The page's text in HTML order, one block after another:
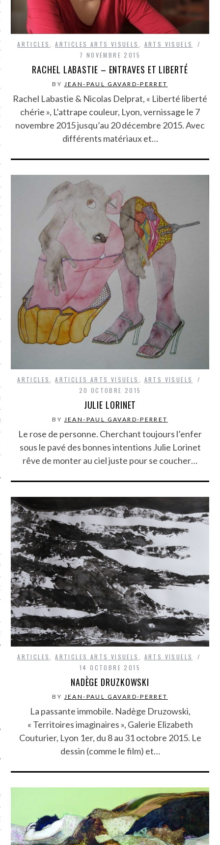
GUERRE
EN VOD
CARAVELLE
PODCAST
CARAVELLE
CARAVELLE
PODCAST
ARTICLES,ARTICLES ARTS VISUELS , ARTS VISUELS
7 NOVEMBRE 2015
RACHEL LABASTIE – ENTRAVES ET LIBERTÉ
BY JEAN-PAUL GAVARD-PERRET
Rachel Labastie & Nicolas Delprat, « Liberté liberté
chérie », L’attrape couleur, Lyon, vernissage le 7
novembre 2015 jusqu’au 20 décembre 2015. Avec
différents matériaux et…
ARTICLES,ARTICLES ARTS VISUELS , ARTS VISUELS
20 OCTOBRE 2015
JULIE LORINET
BY JEAN-PAUL GAVARD-PERRET
Le rose de personne. Cherchant toujours l’enfer
sous le pavé des bonnes intentions Julie Lorinet
rêve de monter au ciel juste pour se coucher…
ARTICLES ,ARTICLES ARTS VISUELS
ARTS VISUELS
14 OCTOBRE 2015
NADÈGE DRUZKOWSKI
BY JEAN-PAUL GAVARD-PERRET
La passante immobile. Nadège Druzowski,
« Territoires imaginaires », Galerie Elizabeth
Couturier, Lyon 1er, du 8 au 31 octobre 2015. Le
dessin (comme le film) et…